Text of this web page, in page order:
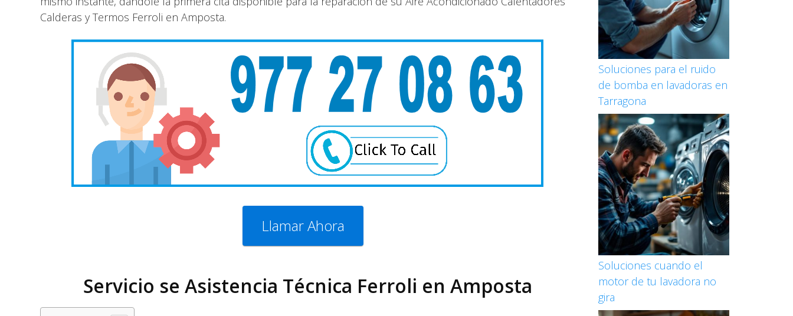
Calderas y Termos Ferroli en Amposta.
Llamar Ahora
Servicio se Asistencia Técnica Ferroli en Amposta
Soluciones para el ruido
de bomba en lavadoras en
Tarragona
Soluciones cuando el
motor de tu lavadora no
gira